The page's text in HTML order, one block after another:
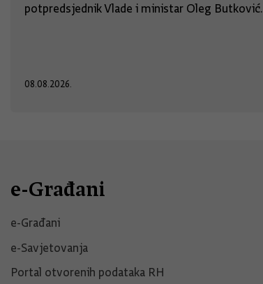
potpredsjednik Vlade i ministar Oleg Butković.
08.08.2026.
e-Građani
e-Građani
e-Savjetovanja
Portal otvorenih podataka RH